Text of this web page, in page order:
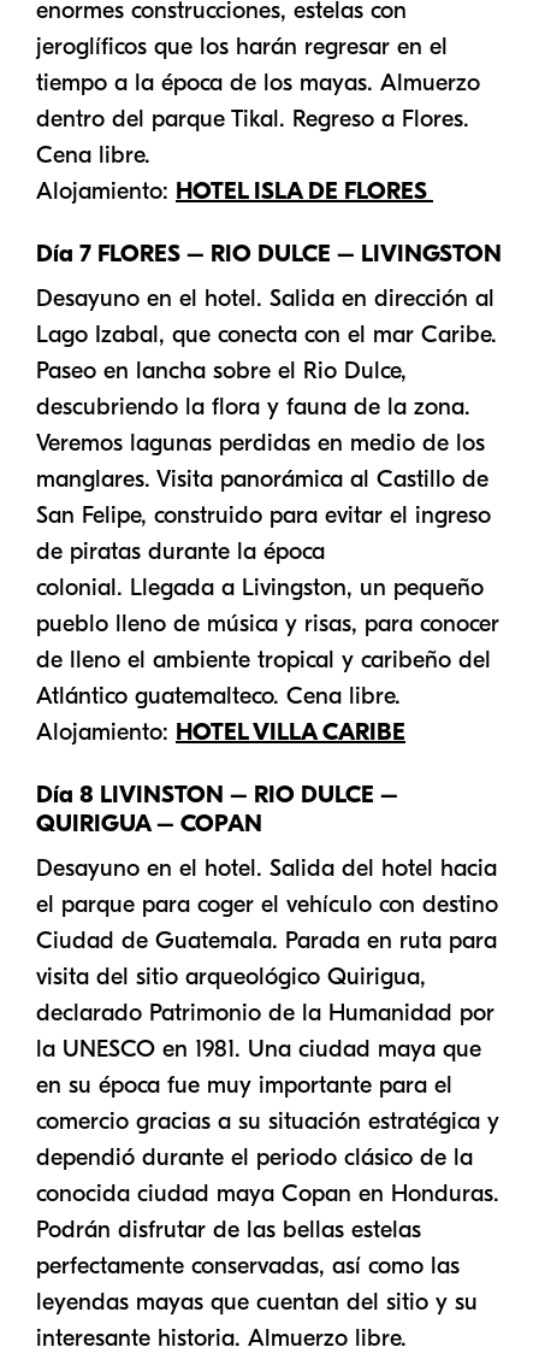
enormes construcciones, estelas con
jeroglíficos que los harán regresar en el
tiempo a la época de los mayas. Almuerzo
dentro del parque Tikal. Regreso a Flores.
Cena libre.
Alojamiento: HOTEL ISLA DE FLORES
Día 7 FLORES – RIO DULCE – LIVINGSTON
Desayuno en el hotel. Salida en dirección al
Lago Izabal, que conecta con el mar Caribe.
Paseo en lancha sobre el Rio Dulce,
descubriendo la flora y fauna de la zona.
Veremos lagunas perdidas en medio de los
manglares. Visita panorámica al Castillo de
San Felipe, construido para evitar el ingreso
de piratas durante la época
colonial. Llegada a Livingston, un pequeño
pueblo lleno de música y risas, para conocer
de lleno el ambiente tropical y caribeño del
Atlántico guatemalteco. Cena libre.
Alojamiento: HOTEL VILLA CARIBE
Día 8 LIVINSTON – RIO DULCE –
QUIRIGUA – COPAN
Desayuno en el hotel. Salida del hotel hacia
el parque para coger el vehículo con destino
Ciudad de Guatemala. Parada en ruta para
visita del sitio arqueológico Quirigua,
declarado Patrimonio de la Humanidad por
la UNESCO en 1981. Una ciudad maya que
en su época fue muy importante para el
comercio gracias a su situación estratégica y
dependió durante el periodo clásico de la
conocida ciudad maya Copan en Honduras.
Podrán disfrutar de las bellas estelas
perfectamente conservadas, así como las
leyendas mayas que cuentan del sitio y su
interesante historia. Almuerzo libre.